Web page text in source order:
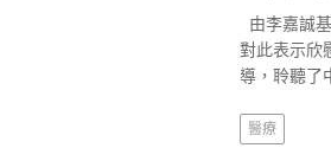
由李嘉誠
對此表示欣
導，聆聽了
醫療